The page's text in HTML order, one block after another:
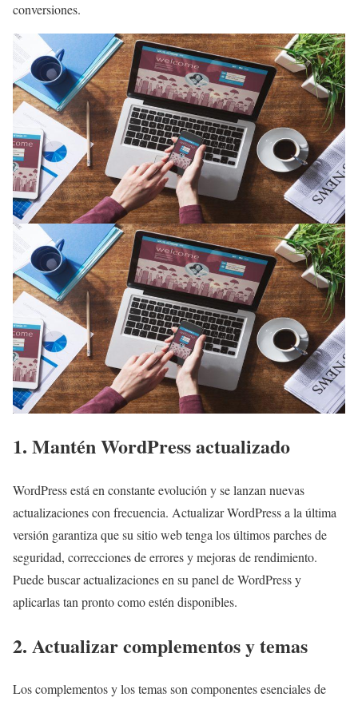
conversiones.
1. Mantén WordPress actualizado
WordPress está en constante evolución y se lanzan nuevas
actualizaciones con frecuencia. Actualizar WordPress a la última
versión garantiza que su sitio web tenga los últimos parches de
seguridad, correcciones de errores y mejoras de rendimiento.
Puede buscar actualizaciones en su panel de WordPress y
aplicarlas tan pronto como estén disponibles.
2. Actualizar complementos y temas
Los complementos y los temas son componentes esenciales de